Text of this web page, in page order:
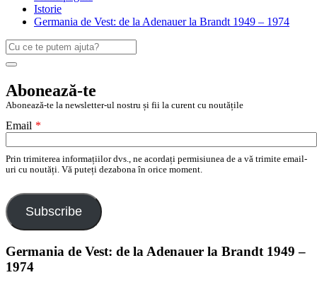
Istorie
Germania de Vest: de la Adenauer la Brandt 1949 – 1974
Caută
după:
Search
Abonează-te
Abonează-te la newsletter-ul nostru și fii la curent cu noutățile
Email *
Prin trimiterea informațiilor dvs., ne acordați permisiunea de a vă trimite email-
uri cu noutăți. Vă puteți dezabona în orice moment.
Subscribe
Germania de Vest: de la Adenauer la Brandt 1949 –
1974